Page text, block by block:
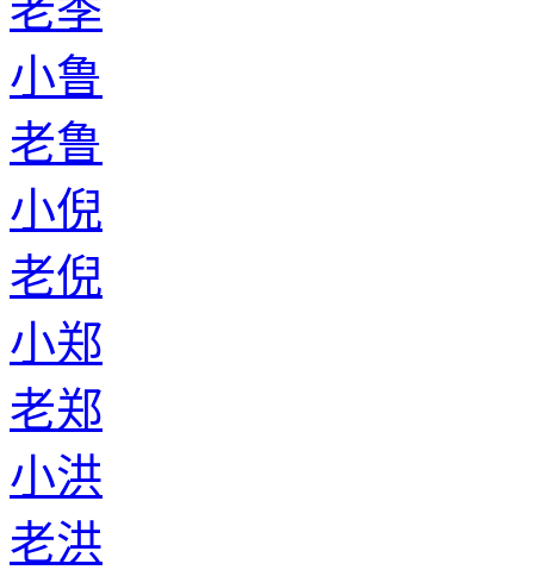
小鲁
老鲁
小倪
老倪
小郑
老郑
小洪
老洪